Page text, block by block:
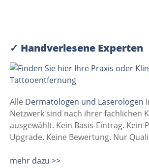
✓ Handverlesene Experten
Alle Dermatologen und Laserologen
Netzwerk sind nach ihrer fachlichen
ausgewählt. Kein Basis-Eintrag. Kein
Upgrade. Keine Bewertung. Nur
mehr dazu >>